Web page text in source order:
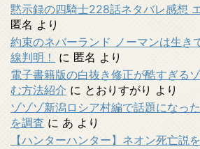
黙示録の四騎士228話ネタバレ感想
匿名 より
約束のネバーランド ノーマンは生き
線判明！
に 匿名 より
電子書籍版の白抜き修正が酷すぎる
む方法紹介 に とおりすがり より
ゾゾゾ新潟ロシア村編で話題になっ
を調査 に あ より
【ハンターハンター】ネオン死亡説